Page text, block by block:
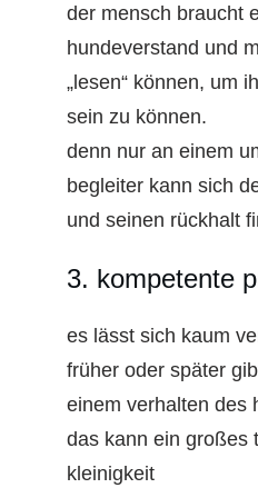
der mensch braucht
hundeverstand und
„lesen“ können, um
sein zu können.
denn nur an einem
begleiter kann sich
und seinen rückhalt
3. kompetente
es lässt sich kaum
früher oder später
einem verhalten des
das kann ein großes
kleinigkeit